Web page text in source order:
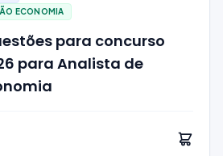
ECONOMIA
para concurso
para Analista de